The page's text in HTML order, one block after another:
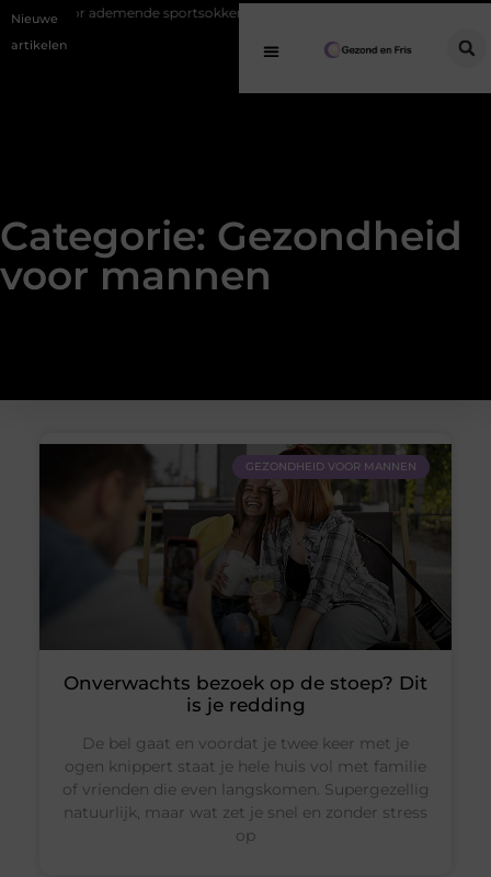
Nieuwe
artikelen
voor ademende sportsokken Ontdek de veelzijdigheid van
Categorie: Gezondheid
voor mannen
GEZONDHEID VOOR MANNEN
Onverwachts bezoek op de stoep? Dit
is je redding
De bel gaat en voordat je twee keer met je
ogen knippert staat je hele huis vol met familie
of vrienden die even langskomen. Supergezellig
natuurlijk, maar wat zet je snel en zonder stress
op